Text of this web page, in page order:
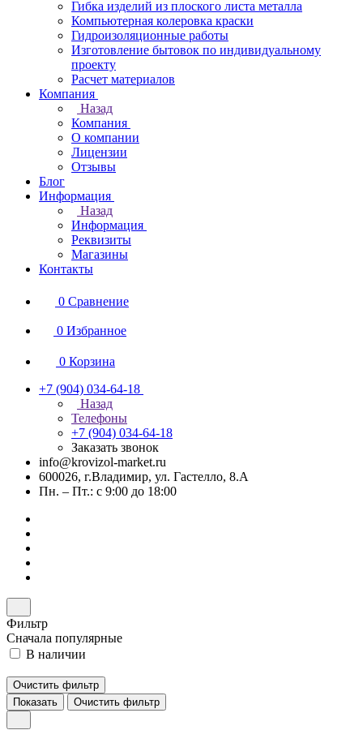
Гибка изделий из плоского листа металла
Компьютерная колеровка краски
Гидроизоляционные работы
Изготовление бытовок по индивидуальному
проекту
Расчет материалов
Компания
Назад
Компания
О компании
Лицензии
Отзывы
Блог
Информация
Назад
Информация
Реквизиты
Магазины
Контакты
0 Сравнение
0 Избранное
0 Корзина
+7 (904) 034-64-18
Назад
Телефоны
+7 (904) 034-64-18
Заказать звонок
info@krovizol-market.ru
600026, г.Владимир, ул. Гастелло, 8.А
Пн. – Пт.: с 9:00 до 18:00
Фильтр
Сначала популярные
В наличии
Очистить фильтр
Показать
Очистить фильтр